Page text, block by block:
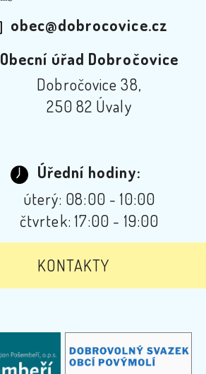
obec@dobrocovice.cz
Obecní úřad Dobročovice
Dobročovice 38,
250 82 Úvaly
Úřední hodiny:
úterý: 08:00 - 10:00
čtvrtek: 17:00 - 19:00
KONTAKTY